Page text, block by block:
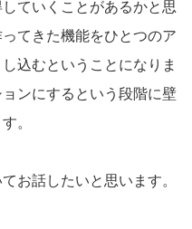
ていくことがあるかと思
てきた機能をひとつのア
込むということになりま
ンにするという段階に壁
。
お話したいと思います。